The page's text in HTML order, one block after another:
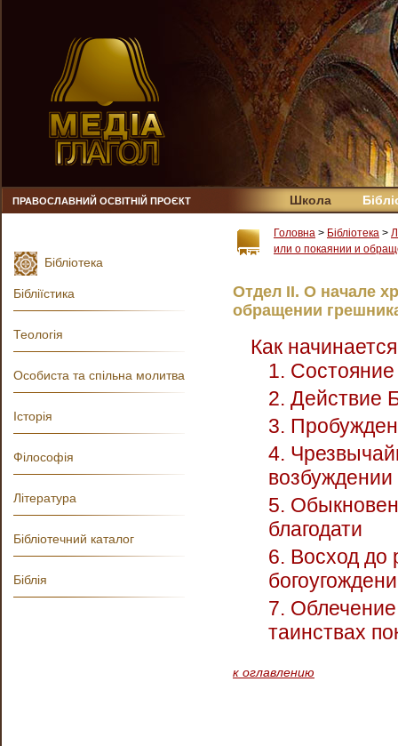
ПРАВОСЛАВНИЙ ОСВІТНІЙ ПРОЄКТ Школа
Головна > Бібліотека >
или о покаянии и
Отдел II. О начале
обращении
Как
1.
2. Действие
3.
4.
возбуждении
5.
благодати
6. Восход до
7.
таинствах
к оглавлению
Бібліотека
Бібліїстика
Теологія
Особиста та спільна молитва
Історія
Філософія
Література
Бібліотечний каталог
Біблія